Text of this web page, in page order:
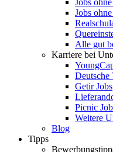
Jobs
Jobs
Alle gut
Karriere bei
Deutsche
Getir Jobs
Picnic
Weitere
Blog
Tipps